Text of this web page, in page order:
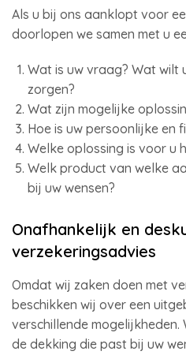
Als u bij ons aanklopt voor
doorlopen we samen met u
Wat is uw vraag? Wat wilt
zorgen?
Wat zijn mogelijke
Hoe is uw persoonlijke en
Welke oplossing is voor u
Welk product van welke
bij uw wensen?
Onafhankelijk en
verzekeringsadvies
Omdat wij zaken doen met
beschikken wij over een
verschillende
de dekking die past bij uw